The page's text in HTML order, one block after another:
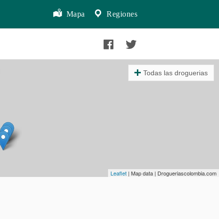
Regiones
Mapa
Todas las droguerias
Leaflet | Map data | Drogueriascolombia.com